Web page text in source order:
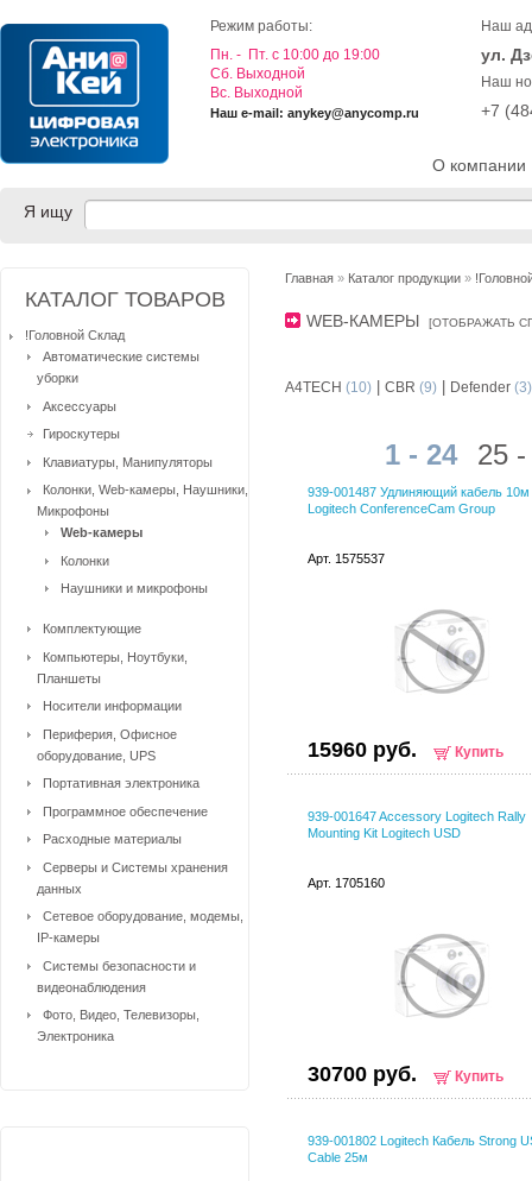
О компании
Режим работы:
Пн. - Пт. с 10:00 до 19:00
Cб. Выходной
Вс. Выходной
Наш e-mail: anykey@anycomp.ru
Наш
ул.
Наш
+7
Я ищу
Главная » Каталог продукции »
WEB-КАМЕРЫ [ОТОБРАЖАТЬ
A4TECH (10) CBR (9) Defender (3)
1 - 24 25
939-001487 Удлиняющий кабель 10м
Logitech ConferenceCam Group
Арт. 1575537
15960 руб. Купить
939-001647 Accessory Logitech Rally
Mounting Kit Logitech USD
Арт. 1705160
30700 руб. Купить
939-001802 Logitech Кабель Strong
Cable 25м
КАТАЛОГ ТОВАРОВ
!Головной Склад
Автоматические системы
уборки
Аксессуары
Гироскутеры
Клавиатуры, Манипуляторы
Колонки, Web-камеры, Наушники,
Микрофоны
Web-камеры
Колонки
Наушники и микрофоны
Комплектующие
Компьютеры, Ноутбуки,
Планшеты
Носители информации
Периферия, Офисное
оборудование, UPS
Портативная электроника
Программное обеспечение
Расходные материалы
Серверы и Системы хранения
данных
Сетевое оборудование, модемы,
IP-камеры
Системы безопасности и
видеонаблюдения
Фото, Видео, Телевизоры,
Электроника